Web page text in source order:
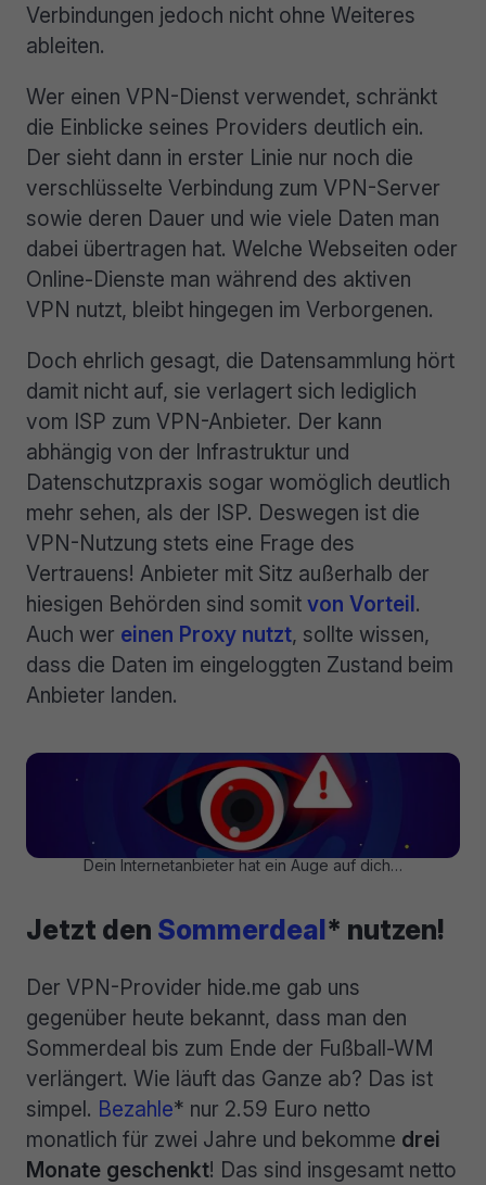
Verbindungen jedoch nicht ohne Weiteres
ableiten.
Wer einen VPN-Dienst verwendet, schränkt
die Einblicke seines Providers deutlich ein.
Der sieht dann in erster Linie nur noch die
verschlüsselte Verbindung zum VPN-Server
sowie deren Dauer und wie viele Daten man
dabei übertragen hat. Welche Webseiten oder
Online-Dienste man während des aktiven
VPN nutzt, bleibt hingegen im Verborgenen.
Doch ehrlich gesagt, die Datensammlung hört
damit nicht auf, sie verlagert sich lediglich
vom ISP zum VPN-Anbieter. Der kann
abhängig von der Infrastruktur und
Datenschutzpraxis sogar womöglich deutlich
mehr sehen, als der ISP. Deswegen ist die
VPN-Nutzung stets eine Frage des
Vertrauens! Anbieter mit Sitz außerhalb der
hiesigen Behörden sind somit von Vorteil.
Auch wer einen Proxy nutzt, sollte wissen,
dass die Daten im eingeloggten Zustand beim
Anbieter landen.
Dein Internetanbieter hat ein Auge auf dich…
Jetzt den Sommerdeal* nutzen!
Der VPN-Provider hide.me gab uns
gegenüber heute bekannt, dass man den
Sommerdeal bis zum Ende der Fußball-WM
verlängert. Wie läuft das Ganze ab? Das ist
simpel. Bezahle* nur 2.59 Euro netto
monatlich für zwei Jahre und bekomme drei
Monate geschenkt! Das sind insgesamt netto